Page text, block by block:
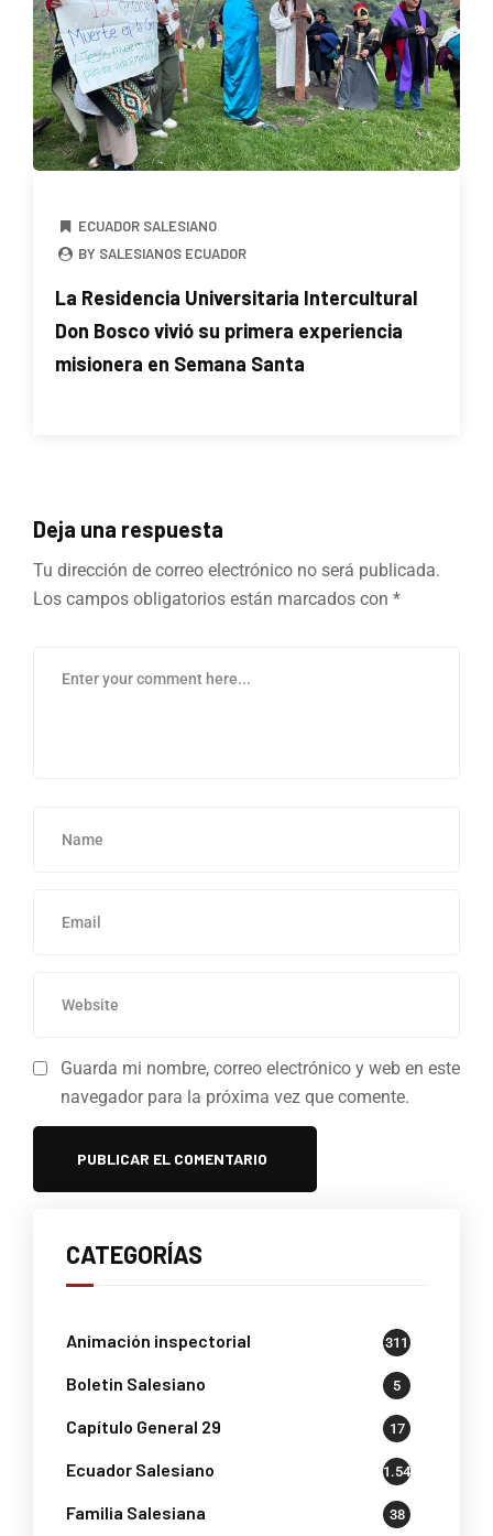
ECUADOR SALESIANO
BY SALESIANOS ECUADOR
La Residencia Universitaria Intercultural
Don Bosco vivió su primera experiencia
misionera en Semana Santa
Deja una respuesta
Tu dirección de correo electrónico no será publicada.
Los campos obligatorios están marcados con *
Guarda mi nombre, correo electrónico y web en este
navegador para la próxima vez que comente.
CATEGORÍAS
Animación inspectorial 311
Boletin Salesiano 5
Capítulo General 29 17
Ecuador Salesiano 1.541
Familia Salesiana 38